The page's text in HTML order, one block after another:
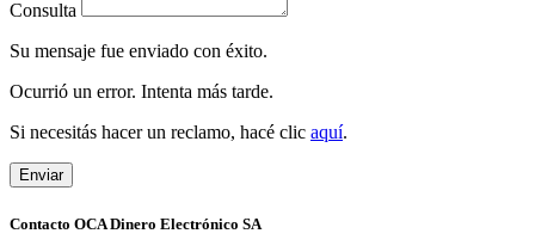
Consulta
Su mensaje fue enviado con éxito.
Ocurrió un error. Intenta más tarde.
Si necesitás hacer un reclamo, hacé clic aquí.
Enviar
Contacto OCA Dinero Electrónico SA